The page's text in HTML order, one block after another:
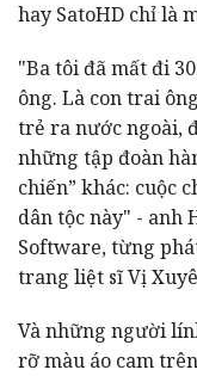
hay SatoHD chỉ là
"Ba tôi đã mất đi
ông. Là con trai
trẻ ra nước ngoài,
những tập đoàn
chiến” khác: cuộc
dân tộc này" - anh
Software, từng
trang liệt sĩ Vị
Và những người
rỡ màu áo cam